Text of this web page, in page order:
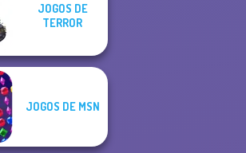
JOGOS DE
TERROR
JOGOS DE MSN